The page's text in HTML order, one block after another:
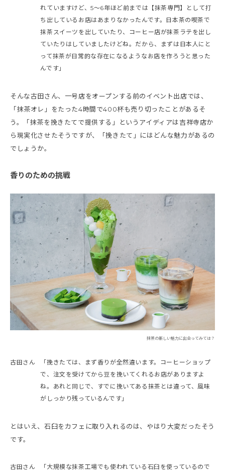
れていますけど、5～6年ほど前までは【抹茶専門】として打
ち出しているお店はあまりなかったんです。日本茶の喫茶で
抹茶スイーツを出していたり、コーヒー店が抹茶ラテを出し
ていたりはしていましたけどね。だから、まずは日本人にと
って抹茶が日常的な存在になるようなお店を作ろうと思った
んです」
そんな古田さん、一号店をオープンする前のイベント出店では、
「抹茶オレ」をたった4時間で400杯も売り切ったことがあるそ
う。「抹茶を挽きたてで提供する」というアイディアは吉祥寺店か
ら現実化させたそうですが、「挽きたて」にはどんな魅力があるの
でしょうか。
香りのための挑戦
抹茶の新しい魅力に出会ってみては？
古田さん
「挽きたては、まず香りが全然違います。コーヒーショップ
で、注文を受けてから豆を挽いてくれるお店がありますよ
ね。あれと同じで、すでに挽いてある抹茶とは違って、風味
がしっかり残っているんです」
とはいえ、石臼をカフェに取り入れるのは、やはり大変だったそう
です。
古田さん
「大規模な抹茶工場でも使われている石臼を使っているので